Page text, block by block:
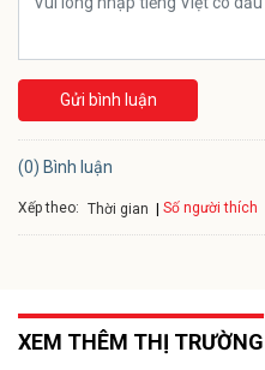
Gửi bình luận
(0) Bình luận
Xếp theo: Thời gian Số người thích
XEM THÊM THỊ TRƯỜNG